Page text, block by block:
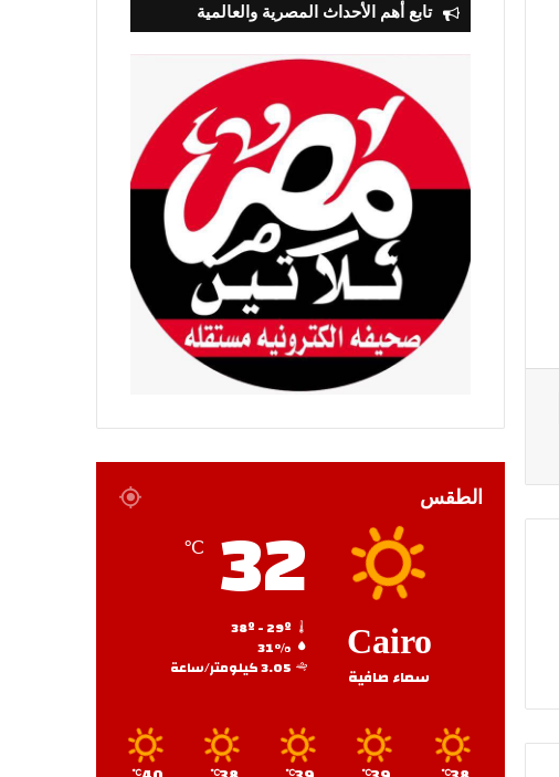
تابع أهم الأحداث المصرية والعالمية
الطقس
Cairo
سماء صافية
32
℃
31%
3.05 كيلومتر/ساعة
℃
℃
℃
℃
℃